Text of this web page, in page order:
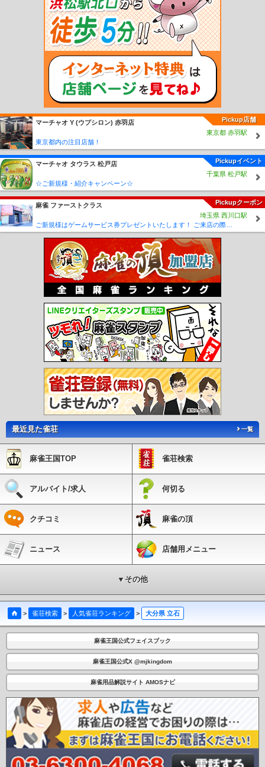
Pickup店舗
マーチャオ Υ (ウプシロン) 赤羽店
東京都 赤羽駅
東京都内の注目店舗！
Pickupイベント
マーチャオ タウラス 松戸店
千葉県 松戸駅
☆ご新規様・紹介キャンペーン☆
Pickupクーポン
麻雀 ファーストクラス
埼玉県 西川口駅
最近見た雀荘 一覧
麻雀王国TOP 雀荘検索
アルバイト/求人 何切る
クチコミ 麻雀の頂
ニュース 店舗用メニュー
▼その他
> 雀荘検索 > 人気雀荘ランキング > 大分県 立石
麻雀王国公式フェイスブック
麻雀王国公式X @mjkingdom
麻雀用品解説サイト AMOSナビ